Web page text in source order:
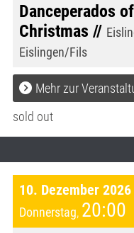
Danceperados
Christmas //
Eislingen/Fils
Mehr zur
sold out
10. Dezember 2026
Donnerstag, 20:00